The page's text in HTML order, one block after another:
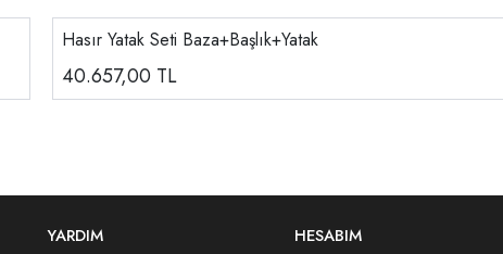
Hasır Yatak Seti Baza+Başlık+Yatak
40.657,00 TL
YARDIM
HESABIM